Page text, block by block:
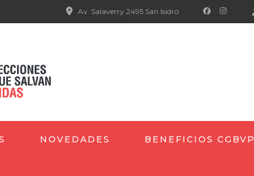
Av. Salaverry 2495 San Isidro
NOVEDADES
BENEFICIOS CGBVP